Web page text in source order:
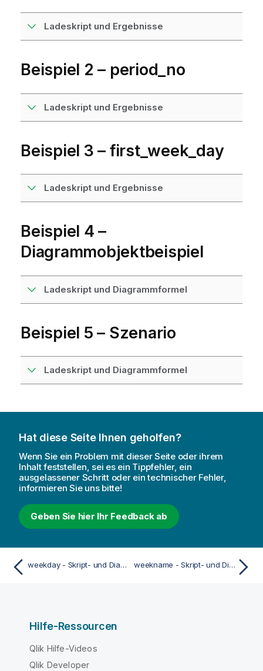
i
o
n
h
n
w
e
s
Ladeskript und Ergebnisse
Beispiel 2 – period_no
Ladeskript und Ergebnisse
Beispiel 3 – first_week_day
Ladeskript und Ergebnisse
Beispiel 4 –
Diagrammobjektbeispiel
Ladeskript und Diagrammformel
Beispiel 5 – Szenario
Ladeskript und Diagrammformel
Hat diese Seite Ihnen geholfen?
Wenn Sie ein Problem mit dieser Seite oder ihrem
Inhalt feststellen, sei es ein Tippfehler, ein
ausgelassener Schritt oder ein technischer Fehler,
informieren Sie uns bitte!
Geben Sie hier Ihr Feedback ab
weekday - Skript- und Diagrammfunktion weekname - Skript- und Diagrammfunktion
Hilfe-Ressourcen
Qlik Hilfe-Videos
Qlik Developer